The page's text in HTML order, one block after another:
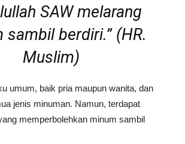
SAW melarang
sambil berdiri.” (HR.
Muslim)
umum, baik pria maupun wanita, dan
jenis minuman. Namun, terdapat
memperbolehkan minum sambil